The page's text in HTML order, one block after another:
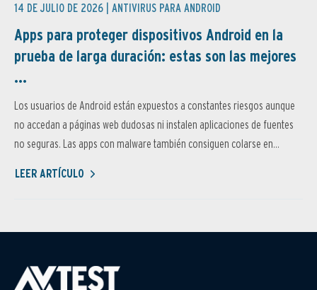
14 DE JULIO DE 2026 | ANTIVIRUS PARA ANDROID
Apps para proteger dispositivos Android en la
prueba de larga duración: estas son las mejores
...
Los usuarios de Android están expuestos a constantes riesgos aunque
no accedan a páginas web dudosas ni instalen aplicaciones de fuentes
no seguras. Las apps con malware también consiguen colarse en...
LEER ARTÍCULO